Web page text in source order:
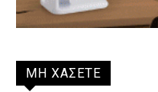
ΜΗ ΧΑΣΕΤΕ